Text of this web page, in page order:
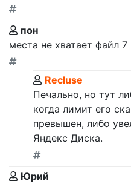
пон
места не хватает файл 7
Recluse
Печально, но тут
когда лимит его
превышен, либо
Яндекс Диска.
Юрий